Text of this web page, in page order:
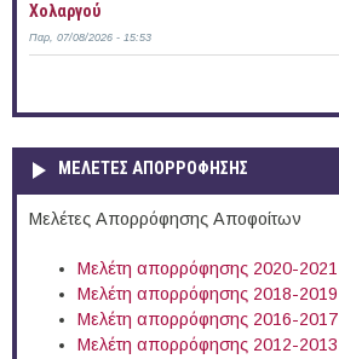
Χολαργού
Παρ, 07/08/2026 - 15:53
ΜΕΛΕΤΕΣ ΑΠΟΡΡΟΦΗΣΗΣ
Μελέτες Απορρόφησης Αποφοίτων
Μελέτη απορρόφησης 2020-2021
Μελέτη απορρόφησης 2018-2019
Μελέτη απορρόφησης 2016-2017
Μελέτη απορρόφησης 2012-2013